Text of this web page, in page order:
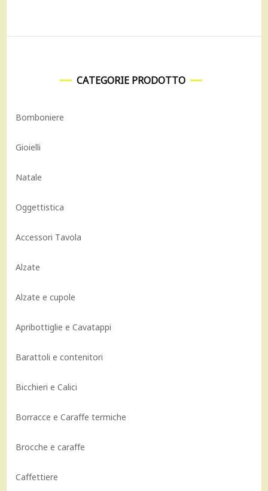
CATEGORIE PRODOTTO
Bomboniere
Gioielli
Natale
Oggettistica
Accessori Tavola
Alzate
Alzate e cupole
Apribottiglie e Cavatappi
Barattoli e contenitori
Bicchieri e Calici
Borracce e Caraffe termiche
Brocche e caraffe
Caffettiere